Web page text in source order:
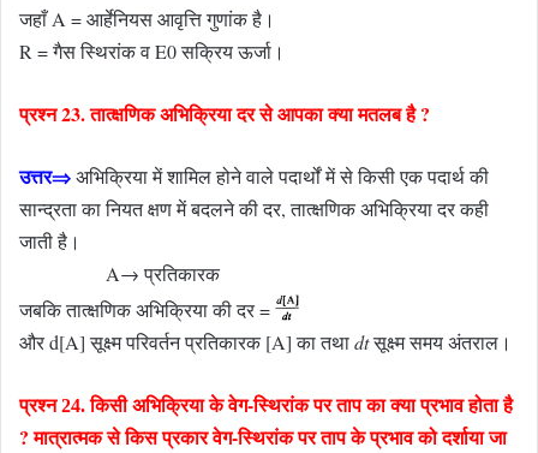
जहाँ A = आर्हेनियस आवृत्ति गुणांक है।
R = गैस स्थिरांक व E0 सक्रिय ऊर्जा।
प्रश्न 23. तात्क्षणिक अभिक्रिया दर से आपका क्या मतलब है ?
उत्तर⇒अभिक्रिया में शामिल होने वाले पदार्थों में से किसी एक पदार्थ की
सान्द्रता का नियत क्षण में बदलने की दर, तात्क्षणिक अभिक्रिया दर कही
जाती है।
A→ प्रतिकारक
जबकि तात्क्षणिक अभिक्रिया की दर =
और d[A] सूक्ष्म परिवर्तन प्रतिकारक [A] का तथाdtसूक्ष्म समय अंतराल।
प्रश्न24.किसी अभिक्रिया के वेग-स्थिरांक पर ताप का क्या प्रभाव होता है
? मात्रात्मक से किस प्रकार वेग-स्थिरांक पर ताप के प्रभाव को दर्शाया जा